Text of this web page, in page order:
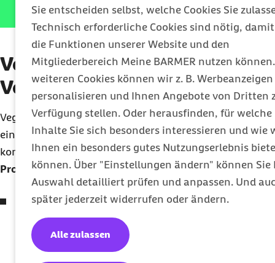
Sie entscheiden selbst, welche Cookies Sie
Technisch erforderliche Cookies sind nötig, damit
die Funktionen unserer Website und den
Mitgliederbereich Meine BARMER nutzen
weiteren Cookies können wir z. B. Werbeanzeigen
personalisieren und Ihnen Angebote von Dritten
Verfügung stellen. Oder herausfinden, für welche
Inhalte Sie sich besonders interessieren und wie
Ihnen ein besonders gutes Nutzungserlebnis
können. Über "Einstellungen ändern" können Sie
Auswahl detailliert prüfen und anpassen. Und
später jederzeit widerrufen oder ändern.
Alle zulassen
viatolea entdecken
Veganismus: Was sind die
Vor- und Nachteile?
Vegane Ernährung hat echte Vorteile, aber es gibt auch
ein paar Punkte, die Aufmerksamkeit erfordern. Hier
kommt das Pro und Kontra zum Veganismus.
Pro Veganismus:
Plus für die Gesundheit:Wer vegan lebt, tut dem
eigenen Körper viel Gutes. Die Ernährung sorgt oft
für einen niedrigeren Body-Mass-Index (BMI)
deutlich bessere Blutfettwerte. Das zahlt sich